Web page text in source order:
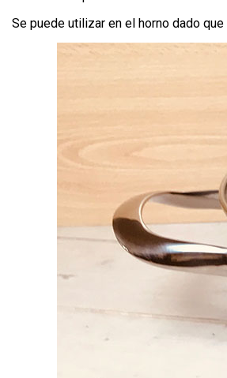
Se puede utilizar en el horno dado que